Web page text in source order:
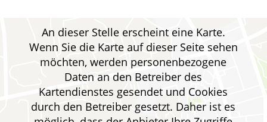
Unsere aktuellen Top-Angebote
Krankheiten & Therapie
ELTERN UND KIND
An dieser Stelle erscheint eine Karte.
Wenn Sie die Karte auf dieser Seite sehen
möchten, werden personenbezogene
Daten an den Betreiber des
Kartendienstes gesendet und Cookies
durch den Betreiber gesetzt. Daher ist es